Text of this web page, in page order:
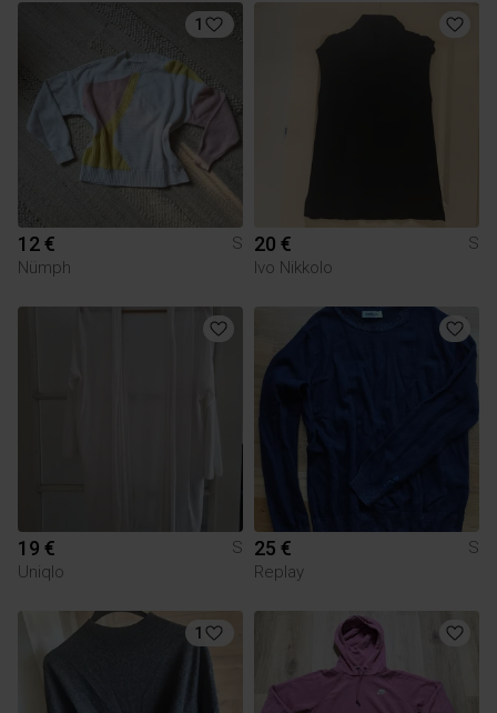
1
12 €
S
Nümph
20 €
S
Ivo Nikkolo
19 €
S
Uniqlo
25 €
S
Replay
1